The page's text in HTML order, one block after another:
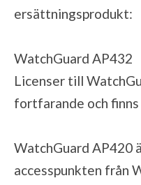
ersättningsprodukt:
WatchGuard AP432
Licenser till
fortfarande och finns
WatchGuard AP420
accesspunkten från